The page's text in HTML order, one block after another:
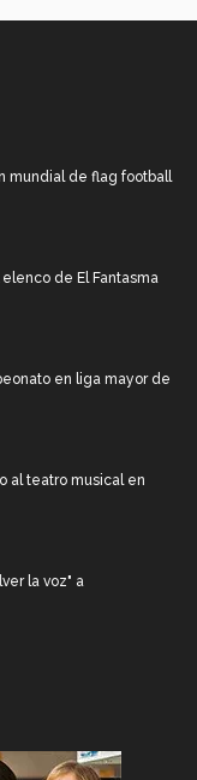
mundial de flag football
de El Fantasma
en liga mayor de
al teatro musical en
la voz" a